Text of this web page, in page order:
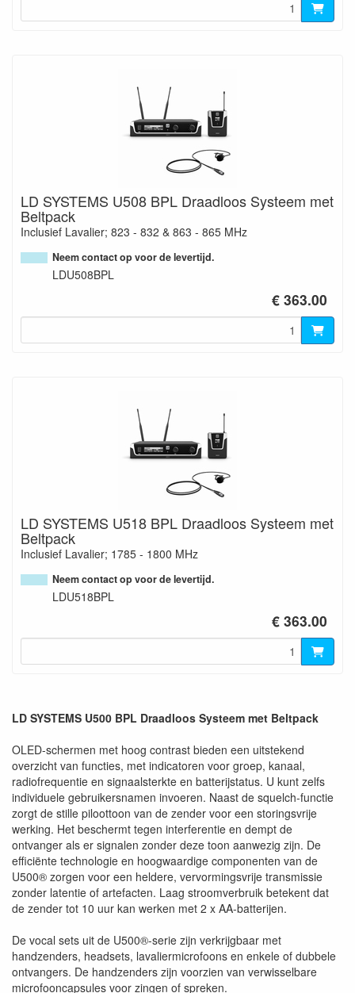
LD SYSTEMS U508 BPL Draadloos Systeem met
Beltpack
Inclusief Lavalier; 823 - 832 & 863 - 865 MHz
Neem contact op voor de levertijd.
LDU508BPL
€ 363.00
LD SYSTEMS U518 BPL Draadloos Systeem met
Beltpack
Inclusief Lavalier; 1785 - 1800 MHz
Neem contact op voor de levertijd.
LDU518BPL
€ 363.00
LD SYSTEMS U500 BPL Draadloos Systeem met Beltpack
OLED-schermen met hoog contrast bieden een uitstekend
overzicht van functies, met indicatoren voor groep, kanaal,
radiofrequentie en signaalsterkte en batterijstatus. U kunt zelfs
individuele gebruikersnamen invoeren. Naast de squelch-functie
zorgt de stille piloottoon van de zender voor een storingsvrije
werking. Het beschermt tegen interferentie en dempt de
ontvanger als er signalen zonder deze toon aanwezig zijn. De
efficiënte technologie en hoogwaardige componenten van de
U500® zorgen voor een heldere, vervormingsvrije transmissie
zonder latentie of artefacten. Laag stroomverbruik betekent dat
de zender tot 10 uur kan werken met 2 x AA-batterijen.
De vocal sets uit de U500®-serie zijn verkrijgbaar met
handzenders, headsets, lavaliermicrofoons en enkele of dubbele
ontvangers. De handzenders zijn voorzien van verwisselbare
microfooncapsules voor zingen of spreken.